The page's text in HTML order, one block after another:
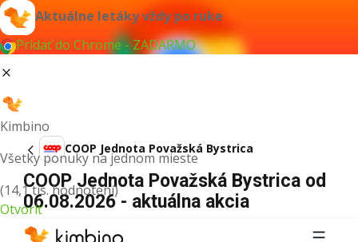
Aktuálne letáky vždy po ruke
Pridať do Chrome - ZADARMO
Kimbino
Všetky ponuky na jednom mieste
(14,1 tis. hodnotení)
Otvoriť
COOP Jednota Považská Bystrica
COOP Jednota Považská Bystrica od
06.08.2026 - aktuálna akcia